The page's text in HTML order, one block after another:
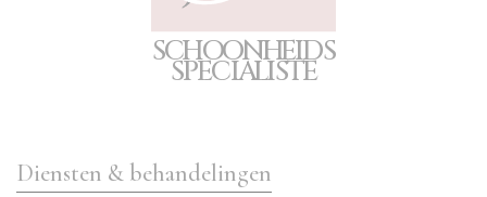
SCHOONHEIDS
SPECIALISTE
Diensten & behandelingen